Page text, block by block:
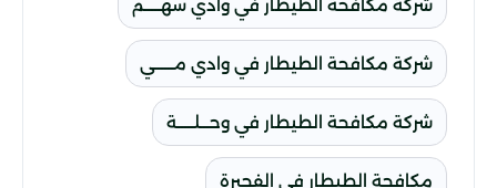
شركة مكافحة الطيطار في وادي سهـــــم
شركة مكافحة الطيطار في وادي مــــــي
شركة مكافحة الطيطار في وحـــلـــــة
مكافحة الطيطار في الفجيرة